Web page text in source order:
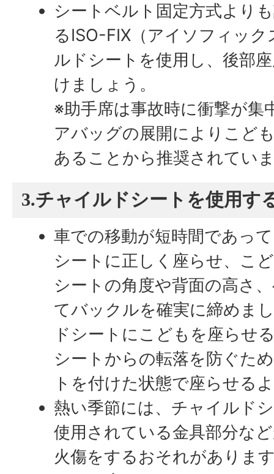
シートベルト固定方式より
るISO-FIX（アイソフィッ
ルドシートを使用し、後部
けましょう。
※助手席は事故時に衝撃が集
アバッグの展開によりこど
あることから推奨されてい
3.チャイルドシートを使用す
車での移動が短時間であっ
シートに正しく座らせ、こ
シートの角度や背面の高さ
てバックルを確実に締めま
ドシートにこどもを座らせ
シートからの転落を防ぐた
トを付けた状態で座らせる
熱い季節には、チャイルド
使用されている金具部分な
火傷をするおそれがありま